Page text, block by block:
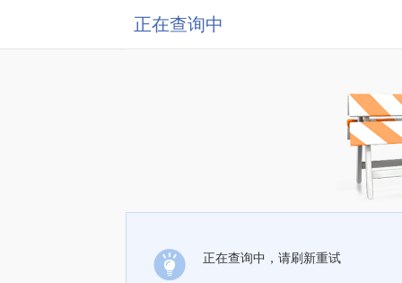
正在查询中
正在查询中，请刷新重试